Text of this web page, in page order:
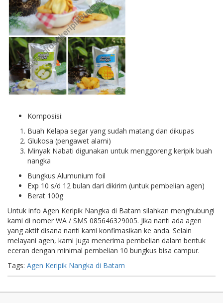
Komposisi:
Buah Kelapa segar yang sudah matang dan dikupas
Glukosa (pengawet alami)
Minyak Nabati digunakan untuk menggoreng keripik buah
nangka
Bungkus Alumunium foil
Exp 10 s/d 12 bulan dari dikirim (untuk pembelian agen)
Berat 100g
Untuk info Agen Keripik Nangka di Batam silahkan menghubungi
kami di nomer WA / SMS 085646329005. Jika nanti ada agen
yang aktif disana nanti kami konfimasikan ke anda. Selain
melayani agen, kami juga menerima pembelian dalam bentuk
eceran dengan minimal pembelian 10 bungkus bisa campur.
Tags: Agen Keripik Nangka di Batam